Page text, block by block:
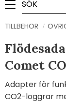
TILLBEHÖR
Comet
Adapter för
CO2-loggrar